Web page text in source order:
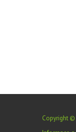
Copyright ©